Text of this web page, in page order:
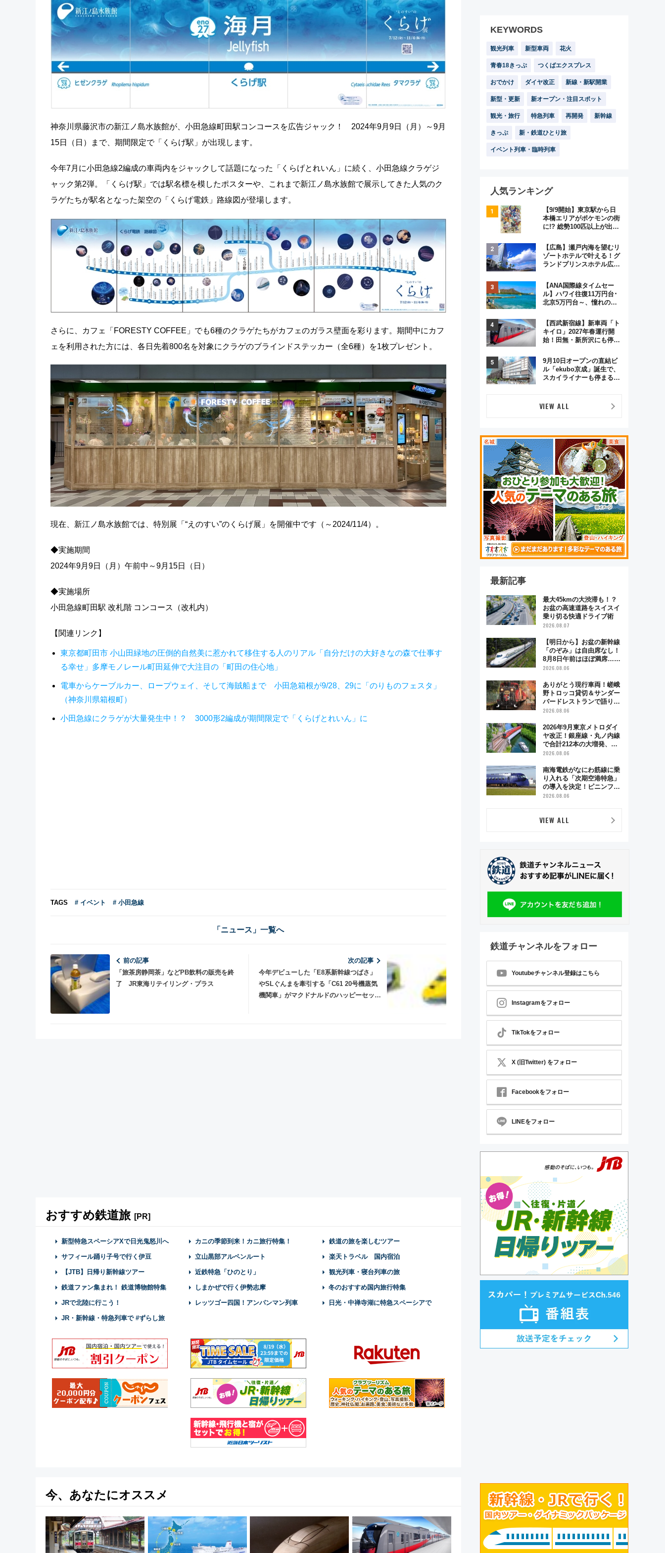
神奈川県藤沢市の新江ノ島水族館が、小田急線町田駅コンコースを広告ジャック！ 2024年9月9日（月）～9月
15日（日）まで、期間限定で「くらげ駅」が出現します。
今年7月に小田急線2編成の車両内をジャックして話題になった「くらげとれいん」に続く、小田急線クラゲジ
ャック第2弾。「くらげ駅」では駅名標を模したポスターや、これまで新江ノ島水族館で展示してきた人気のク
ラゲたちが駅名となった架空の「くらげ電鉄」路線図が登場します。
さらに、カフェ「FORESTY COFFEE」でも6種のクラゲたちがカフェのガラス壁面を彩ります。期間中にカフ
ェを利用された方には、各日先着800名を対象にクラゲのブラインドステッカー（全6種）を1枚プレゼント。
現在、新江ノ島水族館では、特別展「“えのすい”のくらげ展」を開催中です（～2024/11/4）。
◆実施期間
2024年9月9日（月）午前中～9月15日（日）
◆実施場所
小田急線町田駅 改札階 コンコース（改札内）
【関連リンク】
東京都町田市 小山田緑地の圧倒的自然美に惹かれて移住する人のリアル「自分だけの大好きなの森で仕事す
る幸せ」多摩モノレール町田延伸で大注目の「町田の住心地」
電車からケーブルカー、ロープウェイ、そして海賊船まで 小田急箱根が9/28、29に「のりものフェスタ」
（神奈川県箱根町）
小田急線にクラゲが大量発生中！？ 3000形2編成が期間限定で「くらげとれいん」に
TAGS # イベント # 小田急線
「ニュース」一覧へ
前の記事
「旅茶房静岡茶」などPB飲料の販売を終
了 JR東海リテイリング・プラス
次の記事
今年デビューした「E8系新幹線つばさ」
やSLぐんまを牽引する「C61 20号機蒸気
機関車」がマクドナルドのハッピーセット
おすすめ鉄道旅 [PR]
新型特急スペーシアXで日光鬼怒川へ カニの季節到来！カニ旅行特集！ 鉄道の旅を楽しむツアー
サフィール踊り子号で行く伊豆 立山黒部アルペンルート 楽天トラベル 国内宿泊
【JTB】日帰り新幹線ツアー 近鉄特急「ひのとり」 観光列車・寝台列車の旅
鉄道ファン集まれ！ 鉄道博物館特集 しまかぜで行く伊勢志摩 冬のおすすめ国内旅行特集
JRで北陸に行こう！ レッツゴー四国！アンパンマン列車 日光・中禅寺湖に特急スペーシアで
JR・新幹線・特急列車で #ずらし旅
今、あなたにオススメ
KEYWORDS
観光列車 新型車両 花火
青春18きっぷ つくばエクスプレス
おでかけ ダイヤ改正 新線・新駅開業
新型・更新 新オープン・注目スポット
観光・旅行 特急列車 再開発 新幹線
きっぷ 新・鉄道ひとり旅
イベント列車・臨時列車
人気ランキング
【9/9開始】東京駅から日
本橋エリアがポケモンの街
に!? 総勢100匹以上が出現
格謎解き・グッズ情報まと
め
【広島】瀬戸内海を望むリ
ゾートホテルで叶える！グ
ランドプリンスホテル広島
ジュアルパーティープラン
【ANA国際線タイムセー
ル】ハワイ往復11万円台･
北京5万円台～、憧れのビ
GW旅行まで狙える激アツ
路線まとめ（8/10まで）
【西武新宿線】新車両「ト
キイロ」2027年春運行開
始！田無・新所沢にも停
弾」も
9月10日オープンの直結ビ
ル「ekubo京成」誕生で、
スカイライナーも停まる巨
公開！
VIEW ALL
最新記事
最大45kmの大渋滞も！？
お盆の高速道路をスイスイ
乗り切る快適ドライブ術
2026.08.07
【明日から】お盆の新幹線
「のぞみ」は自由席なし！
8月8日午前はほぼ満席…で
も数時間ズラせば空きが見
「空席」探しのコツ
2026.08.06
ありがとう現行車両！嵯峨
野トロッコ貸切＆サンダー
バードレストランで語り合
う秋の京都 斉藤雪乃＆福
日「京都の鉄道満喫ツア
ー」開催
2026.08.06
2026年9月東京メトロダイ
ヤ改正！銀座線・丸ノ内線
で合計212本の大増発、混
雑緩和に期待
2026.08.06
南海電鉄がなにわ筋線に乗
り入れる「次期空港特急」
の導入を決定！ピニンファ
リーナによる日本初の鉄道
2026.08.06
VIEW ALL
鉄道チャンネルをフォロー
Youtubeチャンネル登録はこちら
Instagramをフォロー
TikTokをフォロー
X (旧Twitter) をフォロー
Facebookをフォロー
LINEをフォロー